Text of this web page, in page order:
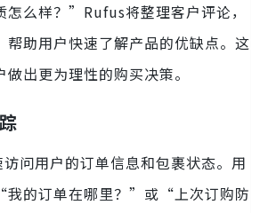
怎么样？”Rufus将整理客户评论，
帮助用户快速了解产品的优缺点。这
出更为理性的购买决策。
问用户的订单信息和包裹状态。用
我的订单在哪里？”或“上次订购防